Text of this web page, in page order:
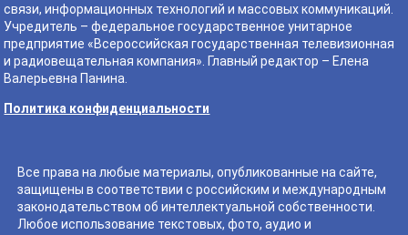
связи, информационных технологий и массовых коммуникаций.
Учредитель – федеральное государственное унитарное
предприятие «Всероссийская государственная телевизионная
и радиовещательная компания». Главный редактор – Елена
Валерьевна Панина.
Политика конфиденциальности
Все права на любые материалы, опубликованные на сайте,
защищены в соответствии с российским и международным
законодательством об интеллектуальной собственности.
Любое использование текстовых, фото, аудио и